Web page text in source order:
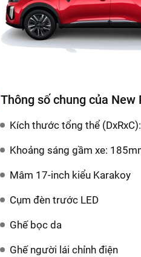
Thông số chung của
Kích thước tổng thể
Khoảng sáng gầm xe:
Mâm 17-inch kiểu Karakoy​
Cụm đèn trước LED​
Ghế bọc da​
Ghế người lái chỉnh điện​